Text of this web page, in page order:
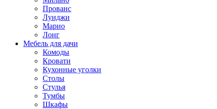
Прованс
Луиджи
Марио
Лонг
Мебель для дачи
Комоды
Кровати
Кухонные уголки
Столы
Стулья
Тумбы
Шкафы